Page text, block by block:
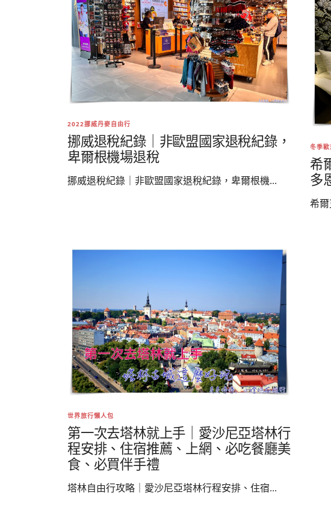
2022挪威丹麥自由行
挪威退稅紀錄｜非歐盟國家退稅紀錄，
卑爾根機場退稅
挪威退稅紀錄｜非歐盟國家退稅紀錄，卑爾根機...
冬季
希
多
希
世界旅行懶人包
第一次去塔林就上手｜愛沙尼亞塔林行
程安排、住宿推薦、上網、必吃餐廳美
食、必買伴手禮
塔林自由行攻略｜愛沙尼亞塔林行程安排、住宿...